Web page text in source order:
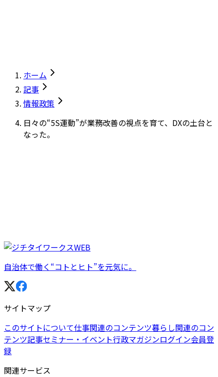
ホーム
記事
情報政策
日々の“5S運動”が業務改善の視点を育て、DXの土台と
なった。
自治体で働く“コトとヒト”を元気に。
サイトマップ
このサイトについて仕事関連のコンテンツ暮らし関連のコン
テンツ記事セミナー・イベント行政マガジンログイン会員登
録
関連サービス